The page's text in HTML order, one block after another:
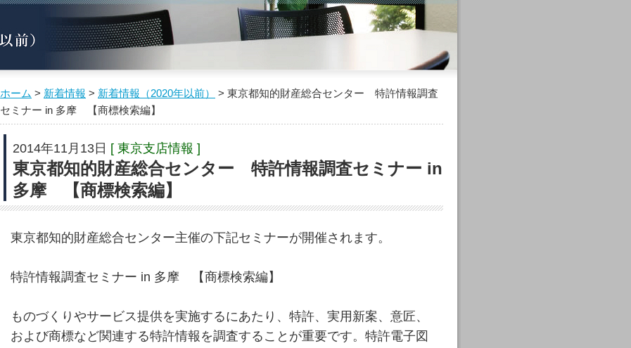
ホーム > 新着情報 > 新着情報（2020年以前）
> 東京都知的財産総合センター 特許情報調査
セミナー in 多摩 【商標検索編】
2014年11月13日 [ 東京支店情報 ]
東京都知的財産総合センター 特許情報調査セミナー in
多摩 【商標検索編】
東京都知的財産総合センター主催の下記セミナーが開催されます。
特許情報調査セミナー in 多摩 【商標検索編】
ものづくりやサービス提供を実施するにあたり、特許、実用新案、意匠、
および商標など関連する特許情報を調査することが重要です。特許電子図